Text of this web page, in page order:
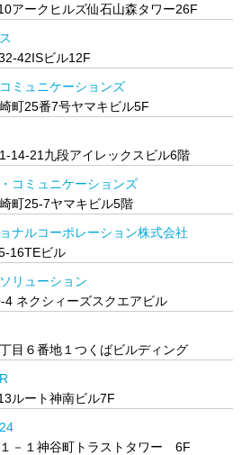
アークヒルズ仙石山森タワー26F
42ISビル12F
ミュニケーションズ
町25番7号ヤマキビル5F
14-21九段アイレックスビル6階
コミュニケーションズ
町25-7ヤマキビル5階
ナルコーポレーション株式会社
16TEビル
リューション
ネクシィーズスクエアビル
目６番地１つくばビルディング
ルート神南ビル7F
－１神谷町トラストタワー 6F